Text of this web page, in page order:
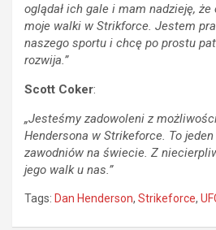
oglądał ich gale i mam nadzieję,
moje walki w Strikforce. Jestem
naszego sportu i chcę po prostu
rozwija.”
Scott Coker:
„Jesteśmy zadowoleni z
Hendersona w Strikeforce. To jeden
zawodniów na świecie. Z
jego walk u nas.”
Tags: Dan Henderson, Strikeforce,